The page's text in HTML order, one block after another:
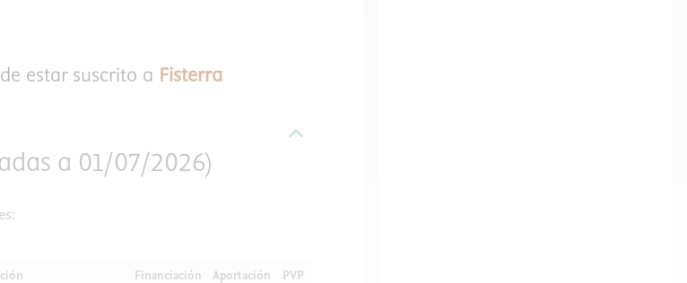
estar suscrito a Fisterra
a 01/07/2026)
Financiación Aportación
PVP